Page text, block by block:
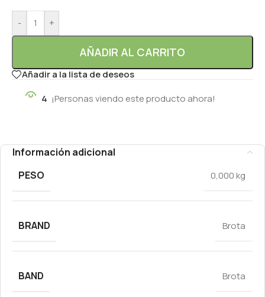
- +
AÑADIR AL CARRITO
Añadir a la lista de deseos
4 ¡Personas viendo este producto ahora!
Información adicional
PESO
0,000 kg
BRAND Brota
BAND Brota